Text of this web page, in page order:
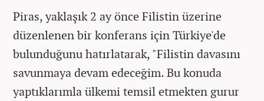
Piras, yaklaşık 2 ay önce Filistin üzerine
düzenlenen bir konferans için Türkiye'de
bulunduğunu hatırlatarak, "Filistin davasını
savunmaya devam edeceğim. Bu konuda
yaptıklarımla ülkemi temsil etmekten gurur